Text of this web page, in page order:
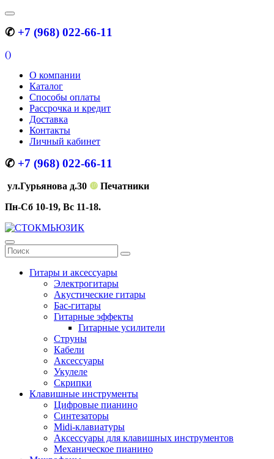
✆ +7 (968) 022-66-11
()
О компании
Каталог
Способы оплаты
Рассрочка и кредит
Доставка
Контакты
Личный кабинет
✆ +7 (968) 022-66-11
ул.Гурьянова д.30 ❿ Печатники
Пн-Сб 10-19, Вс 11-18.
Гитары и аксессуары
Электрогитары
Акустические гитары
Бас-гитары
Гитарные эффекты
Гитарные усилители
Струны
Кабели
Аксессуары
Укулеле
Скрипки
Клавишные инструменты
Цифровые пианино
Синтезаторы
Midi-клавиатуры
Аксессуары для клавишных инструментов
Механическое пианино